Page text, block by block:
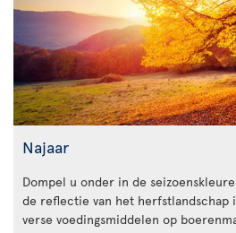
Najaar
Dompel u onder in de
de reflectie van het herfstlandschap
verse voedingsmiddelen op